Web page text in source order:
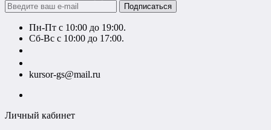
Подписаться
Пн-Пт с 10:00 до 19:00.
Сб-Вс с 10:00 до 17:00.
kursor-gs@mail.ru
Личный кабинет